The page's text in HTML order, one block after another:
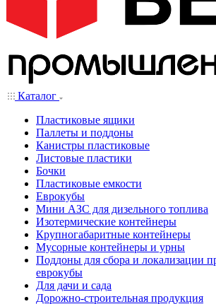
Каталог
Пластиковые ящики
Паллеты и поддоны
Канистры пластиковые
Листовые пластики
Бочки
Пластиковые емкости
Еврокубы
Мини АЗС для дизельного топлива
Изотермические контейнеры
Крупногабаритные контейнеры
Мусорные контейнеры и урны
Поддоны для сбора и локализации
еврокубы
Для дачи и сада
Дорожно-строительная продукция